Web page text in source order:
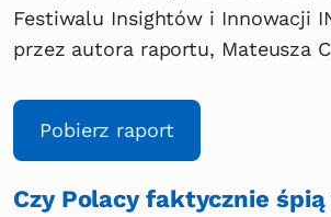
Festiwalu Insightów i Innowacji
przez autora raportu, Mateusza
Pobierz raport
Czy Polacy faktycznie